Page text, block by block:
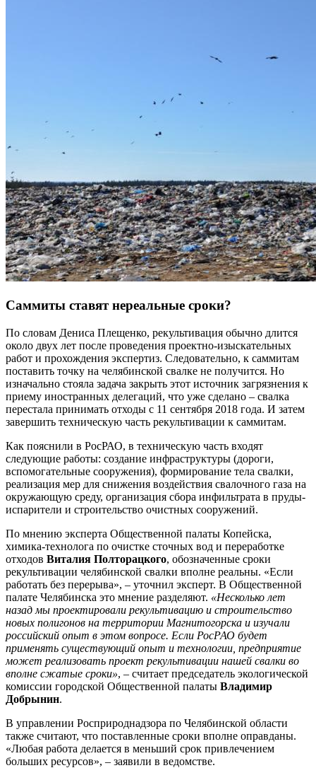
Саммиты ставят нереальные сроки?
По словам Дениса Плещенко, рекультивация обычно длится
около двух лет после проведения проектно-изыскательных
работ и прохождения экспертиз. Следовательно, к саммитам
поставить точку на челябинской свалке не получится. Но
изначально стояла задача закрыть этот источник загрязнения к
приему иностранных делегаций, что уже сделано – свалка
перестала принимать отходы с 11 сентября 2018 года. И затем
завершить техническую часть рекультивации к саммитам.
Как пояснили в РосРАО, в техническую часть входят
следующие работы: создание инфраструктуры (дороги,
вспомогательные сооружения), формирование тела свалки,
реализация мер для снижения воздействия свалочного газа на
окружающую среду, организация сбора инфильтрата в пруды-
испарители и строительство очистных сооружений.
По мнению эксперта Общественной палаты Копейска,
химика-технолога по очистке сточных вод и переработке
отходов Виталия Полторацкого, обозначенные сроки
рекультивации челябинской свалки вполне реальны. «Если
работать без перерыва», – уточнил эксперт. В Общественной
палате Челябинска это мнение разделяют. «Несколько лет
назад мы проектировали рекультивацию и строительство
новых полигонов на территории Магнитогорска и изучали
российский опыт в этом вопросе. Если РосРАО будет
применять существующий опыт и технологии, предприятие
может реализовать проект рекультивации нашей свалки во
вполне сжатые сроки», – считает председатель экологической
комиссии городской Общественной палаты Владимир
Добрынин.
В управлении Росприроднадзора по Челябинской области
также считают, что поставленные сроки вполне оправданы.
«Любая работа делается в меньший срок привлечением
больших ресурсов», – заявили в ведомстве.